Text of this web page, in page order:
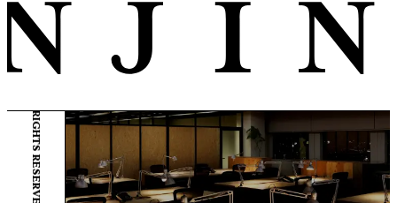
© ENJIN Inc. ALL RIGHTS RESERVED.